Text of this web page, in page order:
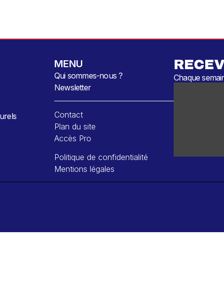
MENU
Qui sommes-nous ?
Newsletter
Contact
Plan du site
Accès Pro
Politique de confidentialité
Mentions légales
Chaque